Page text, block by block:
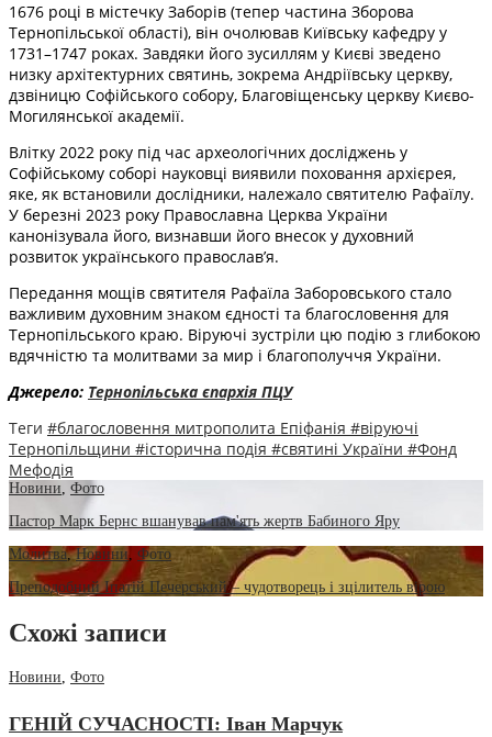
1676 році в містечку Заборів (тепер частина Зборова
Тернопільської області), він очолював Київську кафедру у
1731–1747 роках. Завдяки його зусиллям у Києві зведено
низку архітектурних святинь, зокрема Андріївську церкву,
дзвіницю Софійського собору, Благовіщенську церкву Києво-
Могилянської академії.
Влітку 2022 року під час археологічних досліджень у
Софійському соборі науковці виявили поховання архієрея,
яке, як встановили дослідники, належало святителю Рафаїлу.
У березні 2023 року Православна Церква України
канонізувала його, визнавши його внесок у духовний
розвиток українського православ’я.
Передання мощів святителя Рафаїла Заборовського стало
важливим духовним знаком єдності та благословення для
Тернопільського краю. Віруючі зустріли цю подію з глибокою
вдячністю та молитвами за мир і благополуччя України.
Джерело: Тернопільська єпархія ПЦУ
Теги #благословення митрополита Епіфанія #віруючі
Тернопільщини #історична подія #святині України #Фонд
Мефодія
Новини Фото
Пастор Марк Бернс вшанував пам'ять жертв Бабиного Яру
Молитва,Новини Фото
Преподобний Іпатій Печерський – чудотворець і зцілитель вірою
Схожі записи
Новини, Фото
ГЕНІЙ СУЧАСНОСТІ: Іван Марчук